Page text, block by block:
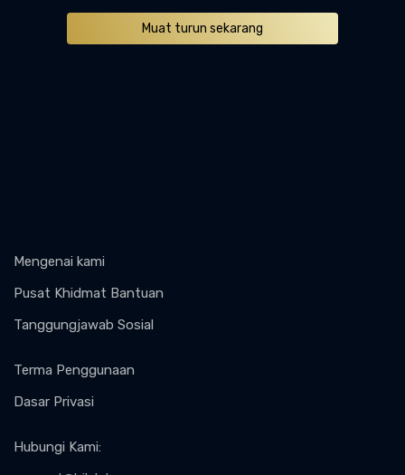
Muat turun sekarang
Mengenai kami
Pusat Khidmat Bantuan
Tanggungjawab Sosial
Terma Penggunaan
Dasar Privasi
Hubungi Kami: